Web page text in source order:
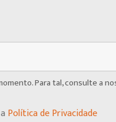
Para tal, consulte a
Política de Privacidade